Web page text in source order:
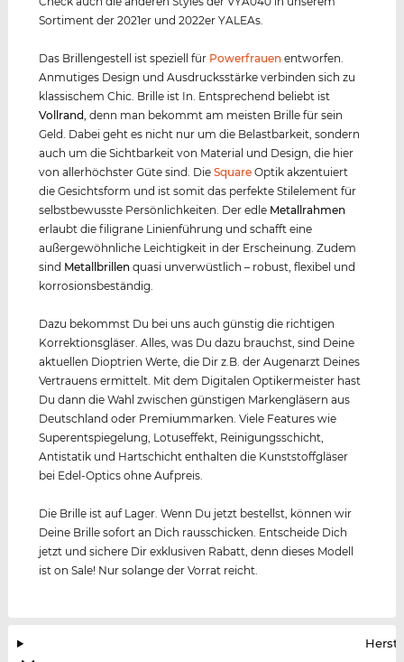
Sortiment der 2021er und 2022er YALEAs.
Das Brillengestell ist speziell für Powerfrauen entworfen.
Anmutiges Design und Ausdrucksstärke verbinden sich zu
klassischem Chic. Brille ist In. Entsprechend beliebt ist
Vollrand, denn man bekommt am meisten Brille für sein
Geld. Dabei geht es nicht nur um die Belastbarkeit, sondern
auch um die Sichtbarkeit von Material und Design, die hier
von allerhöchster Güte sind. DieSquare Optik akzentuiert
die Gesichtsform und ist somit das perfekte Stilelement für
selbstbewusste Persönlichkeiten. Der edle Metall rahmen
erlaubt die filigrane Linienführung und schafft eine
außergewöhnliche Leichtigkeit in der Erscheinung. Zudem
sind Metall brillen quasi unverwüstlich – robust, flexibel und
korrosionsbeständig.
Dazu bekommst Du bei uns auch günstig die richtigen
Korrektionsgläser. Alles, was Du dazu brauchst, sind Deine
aktuellen Dioptrien Werte, die Dir z.B. der Augenarzt Deines
Vertrauens ermittelt. Mit dem Digitalen Optikermeister hast
Du dann die Wahl zwischen günstigen Markengläsern aus
Deutschland oder Premiummarken. Viele Features wie
Superentspiegelung, Lotuseffekt, Reinigungsschicht,
Antistatik und Hartschicht enthalten die Kunststoffgläser
bei Edel-Optics ohne Aufpreis.
Die Brille ist auf Lager. Wenn Du jetzt bestellst, können wir
Deine Brille sofort an Dich rausschicken. Entscheide Dich
jetzt und sichere Dir exklusiven Rabatt, denn dieses Modell
ist on Sale! Nur solange der Vorrat reicht.